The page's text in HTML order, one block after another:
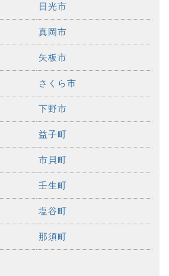
日光市
真岡市
矢板市
さくら市
下野市
益子町
市貝町
壬生町
塩谷町
那須町